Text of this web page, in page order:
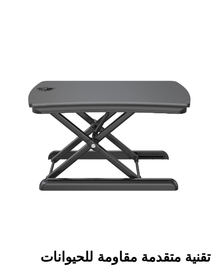
تقنية متقدمة مقاومة للحيوانات